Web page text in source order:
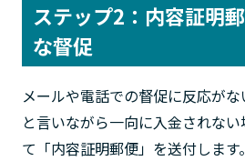
ステップ2：内容証明
な督促
メールや電話での督促に反応がな
と言いながら一向に入金されな
て「内容証明郵便」を送付しま